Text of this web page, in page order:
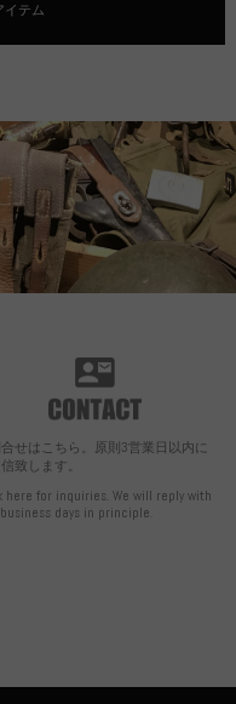
イテム
合せはこちら。原則3営業日以内に
致します。
here for inquiries. We will reply with
days in principle.